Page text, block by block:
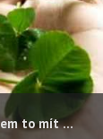
to mít ...